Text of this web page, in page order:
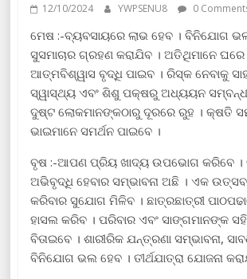
12/10/2024 YWPSENU8 0
ମେଷ :-ବ୍ୟବସାୟରେ ଲାଭ ହେବ । ବିନିଯୋଗ
ସୁସମାଚାର ଗ୍ରହଣ କରାଯିବ । ଅତିଥିମାନେ
ଆତ୍ମବିଶ୍ୱାସ ବୃଦ୍ଧି ପାଇବ । ରିସ୍କ ନେବାକୁ
ସ୍ୱାସ୍ଥ୍ୟ ଏବଂ ଶିଶୁ ପକ୍ଷରୁ ଅଧ୍ୟୟନ
ଦୁଷ୍ଟ ଲୋକମାନଙ୍କଠାରୁ ଦୂରରେ ରୁହ । କ୍ଷତି
ଭାଇମାନେ ସମର୍ଥନ ପାଇବେ ।
ବୃଷ :-ଆପଣ ପ୍ରିୟ ଖାଦ୍ୟ ଉପଭୋଗ କରିବେ ।
ଅଭିବୃଦ୍ଧି ହେବାର ସମ୍ଭାବନା ଅଛି । ଏକ
କରିବାର ସୁଯୋଗ ମିଳିବ । ଛାତ୍ରଛାତ୍ରୀ
ହାସଲ କରିବ । ପରିବାର ଏବଂ ସାଙ୍ଗମାନଙ୍କ
ବିତାଇବେ । ଶାରୀରିକ ଯନ୍ତ୍ରଣା ସମ୍ଭାବନା,
ବିନିଯୋଗ ଭଲ ହେବ । ତୀର୍ଥଯାତ୍ରା ଯୋଜନା